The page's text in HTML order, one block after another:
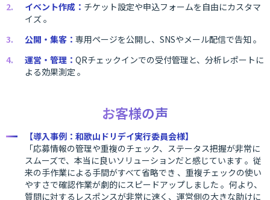
イベント作成： チケット設定や申込フォームを自由にカスタマ
イズ 。
公開・集客： 専用ページを公開し、SNSやメール配信で告知 。
運営・管理： QRチェックインでの受付管理と、分析レポートに
よる効果測定 。
お客様の声
【導入事例：和歌山ドリデイ実行委員会様】
「応募情報の管理や重複のチェック、ステータス把握が非常に
スムーズで、本当に良いソリューションだと感じています 。従
来の手作業による手間がすべて省略でき 、重複チェックの使い
やすさで確認作業が劇的にスピードアップしました 。何より、
質問に対するレスポンスが非常に速く、運営側の大きな助けに